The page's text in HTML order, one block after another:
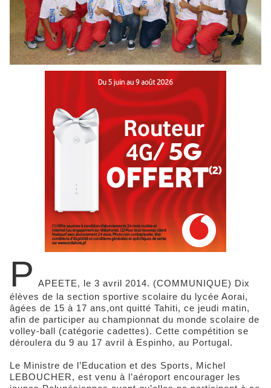
P APEETE, le 3 avril 2014. (COMMUNIQUE) Dix
élèves de la section sportive scolaire du lycée Aorai,
âgées de 15 à 17 ans,ont quitté Tahiti, ce jeudi matin,
afin de participer au championnat du monde scolaire de
volley-ball (catégorie cadettes). Cette compétition se
déroulera du 9 au 17 avril à Espinho, au Portugal.
Le Ministre de l’Education et des Sports, Michel
LEBOUCHER, est venu à l’aéroport encourager les